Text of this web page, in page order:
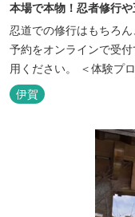
本場で本物！忍者修行
忍道での修行はもちろ
予約をオンラインで受
用ください。 ＜体験プ
う！ ②忍者をめざそう！（入門・初級編） ③忍者の基礎体力づく
り！農業体験！ ④忍者
伊賀